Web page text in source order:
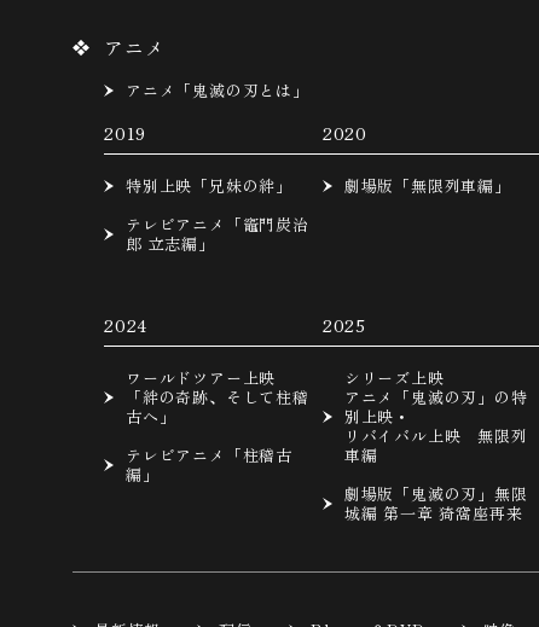
アニメ
アニメ「鬼滅の刃とは」
2019
特別上映「兄妹の絆」
テレビアニメ「竈門炭治
郎 立志編」
2020
劇場版「無限列車編」
2024
ワールドツアー上映
「絆の奇跡、そして柱稽
古へ」
テレビアニメ「柱稽古
編」
2025
シリーズ上映
アニメ「鬼滅の刃」の特
別上映・
リバイバル上映 無限列
車編
劇場版「鬼滅の刃」無限
城編 第一章 猗窩座再来